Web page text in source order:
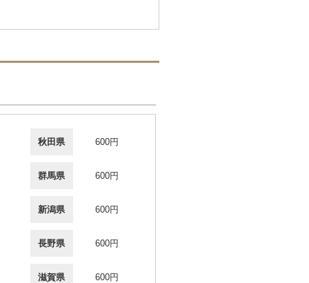
秋田県 600円
群馬県 600円
新潟県 600円
長野県 600円
滋賀県 600円